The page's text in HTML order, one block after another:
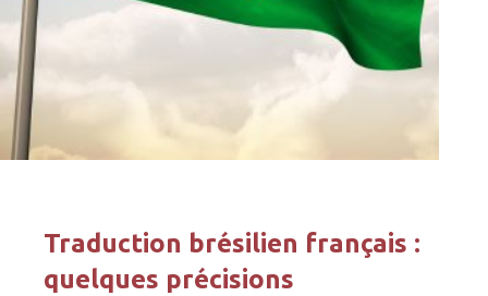
Traduction brésilien français :
quelques précisions